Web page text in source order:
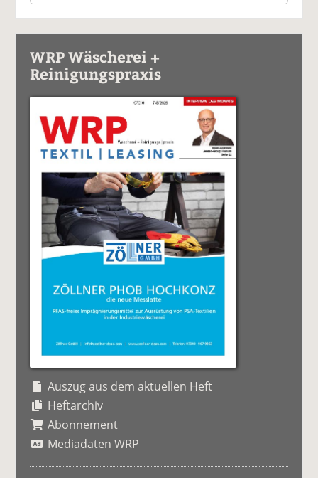
WRP Wäscherei +
Reinigungspraxis
Auszug aus dem aktuellen Heft
Heftarchiv
Abonnement
Mediadaten WRP